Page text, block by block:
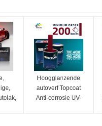
Hoogglanzende
autoverf Topcoat
Anti-corrosie UV-